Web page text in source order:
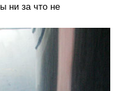
ни за что не